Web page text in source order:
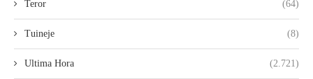
Teror (64)
Tuineje (8)
Ultima Hora (2.721)